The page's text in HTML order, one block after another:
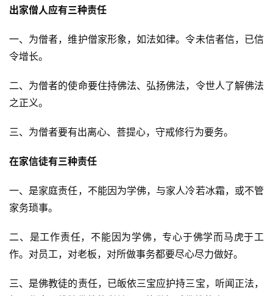
出家僧人应有三种责任
一、为僧者，维护僧家形象，如法如律。令未信者信，已信
令增长。
二、为僧者的使命要住持佛法、弘扬佛法，令世人了解佛法
之正义。
三、为僧者要有出离心、菩提心，守戒修行为要务。
在家信徒有三种责任
一、是家庭责任，不能因为学佛，与家人冷若冰霜，或不管
家务琐事。
二、是工作责任，不能因为学佛，专心于佛学而马虎于工
作。对员工，对老板，对所做事务都要尽心尽力做好。
三、是佛教徒的责任，已皈依三宝应护持三宝，听闻正法，